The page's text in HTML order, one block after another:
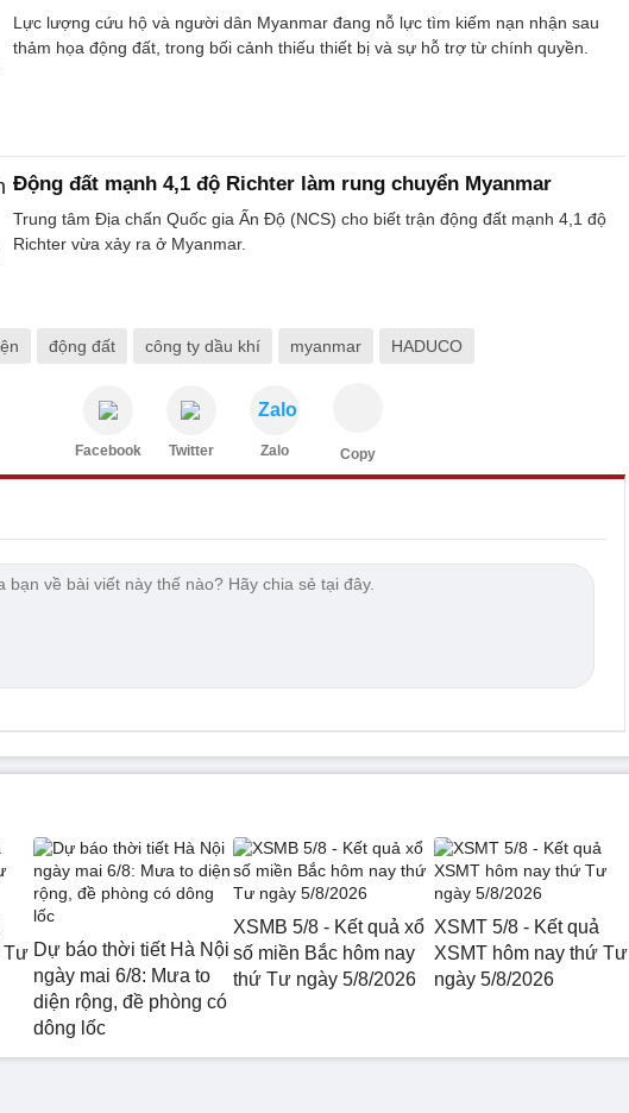
Lực lượng cứu hộ và người dân Myanmar đang nỗ lực tìm kiếm nạn nhận sau
thảm họa động đất, trong bối cảnh thiếu thiết bị và sự hỗ trợ từ chính quyền.
Động đất mạnh 4,1 độ Richter làm rung chuyển Myanmar
Trung tâm Địa chấn Quốc gia Ấn Độ (NCS) cho biết trận động đất mạnh 4,1 độ
Richter vừa xảy ra ở Myanmar.
động đất công ty dầu khí myanmar HADUCO
Facebook Twitter
Zalo
Zalo Copy
Tư Dự báo thời tiết Hà Nội
ngày mai 6/8: Mưa to
diện rộng, đề phòng có
dông lốc
XSMB 5/8 - Kết quả xổ
số miền Bắc hôm nay
thứ Tư ngày 5/8/2026
XSMT 5/8 - Kết quả
XSMT hôm nay thứ Tư
ngày 5/8/2026